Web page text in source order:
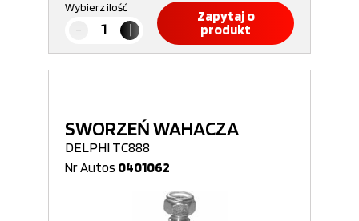
Wybierz ilość
Zapytaj o
produkt
SWORZEŃ WAHACZA
DELPHI TC888
Nr Autos 0401062